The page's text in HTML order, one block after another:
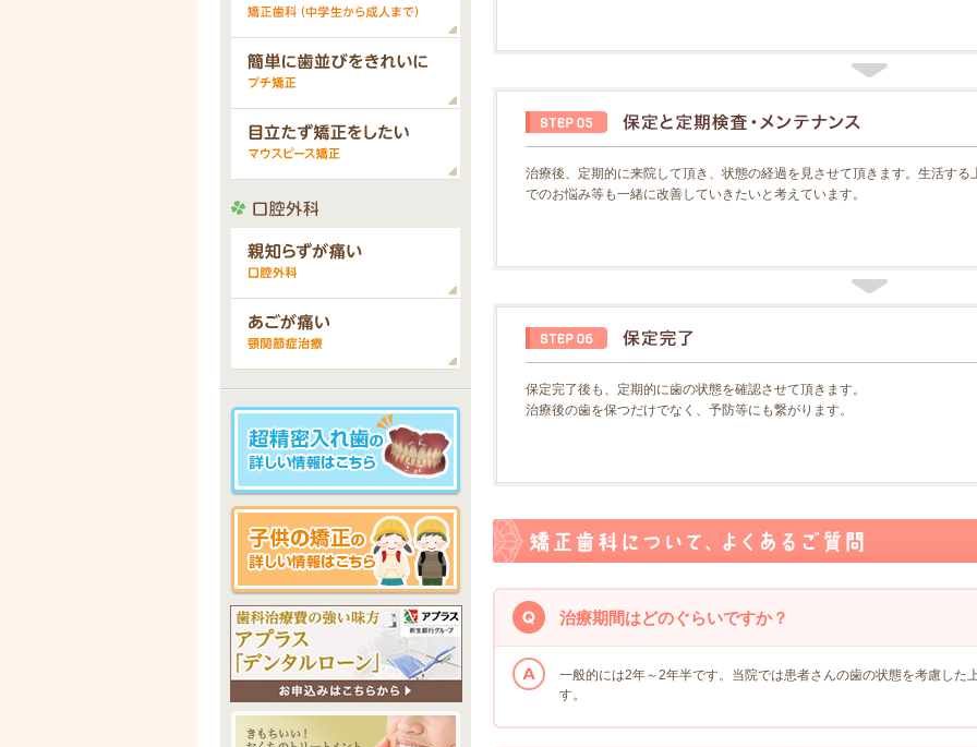
治療後、定期的に来院して頂き、状態の経過を見させて頂きます。生活する
でのお悩み等も一緒に改善していきたいと考えています。
保定完了後も、定期的に歯の状態を確認させて頂きます。
治療後の歯を保つだけでなく、予防等にも繋がります。
治療期間はどのぐらいですか？
一般的には2年～2年半です。当院では患者さんの歯の状態を考慮した
す。